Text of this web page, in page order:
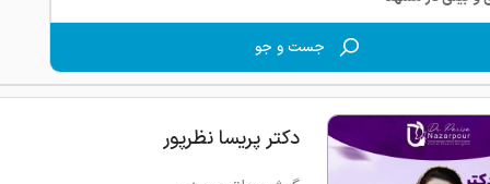
جست و جو
دکتر پریسا نظرپور